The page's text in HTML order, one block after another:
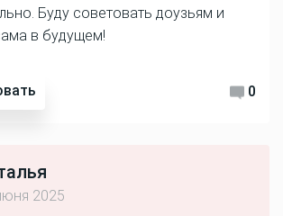
Буду советовать доузьям и
в будущем!
0
2025